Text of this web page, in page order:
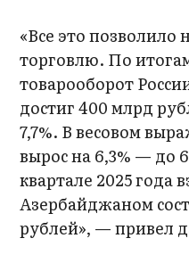
«Все это позволило
торговлю. По
товарооборот
достиг 400 млрд
7,7%. В весовом
вырос на 6,3% — до
квартале 2025 года
Азербайджаном
рублей», — привел